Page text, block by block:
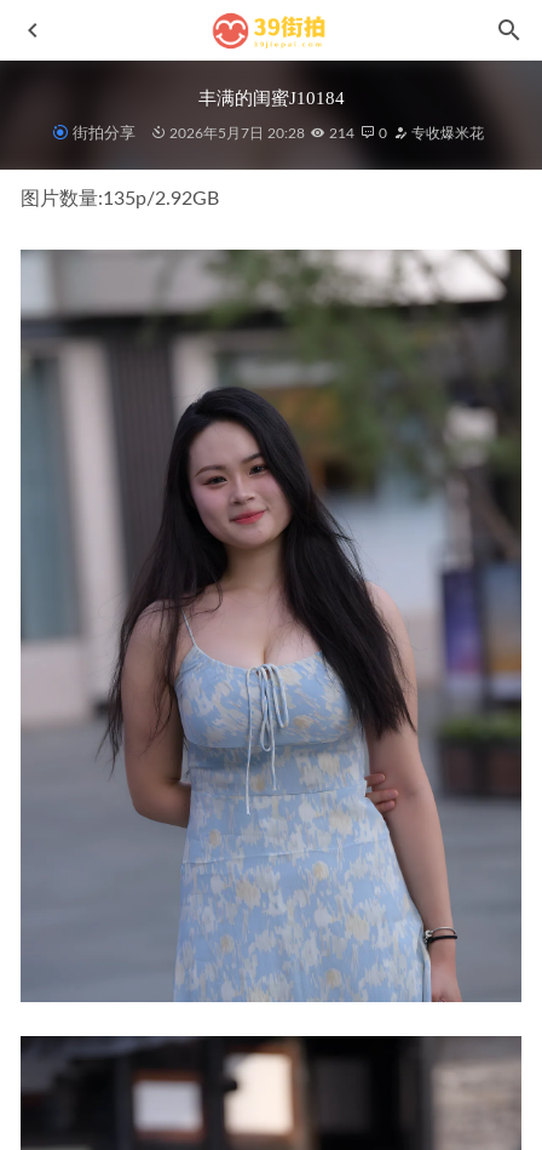
丰满的闺蜜J10184
街拍分享 2026年5月7日 20:28 214 0 专收爆米花
图片数量:135p/2.92GB
2024-09-15
Closer,黑色皮裤MF00993 2023-08-14
2024-06-13
柔情似水,白色皮裤MO_0503
很有活力的黑色瑜伽裤美女MF00061